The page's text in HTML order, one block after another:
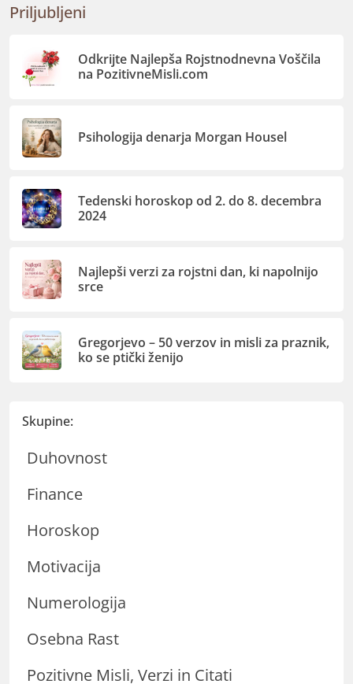
Priljubljeni
Odkrijte Najlepša Rojstnodnevna Voščila
na PozitivneMisli.com
Psihologija denarja Morgan Housel
Tedenski horoskop od 2. do 8. decembra
2024
Najlepši verzi za rojstni dan, ki napolnijo
srce
Gregorjevo – 50 verzov in misli za praznik,
ko se ptički ženijo
Skupine:
Duhovnost
Finance
Horoskop
Motivacija
Numerologija
Osebna Rast
Pozitivne Misli, Verzi in Citati